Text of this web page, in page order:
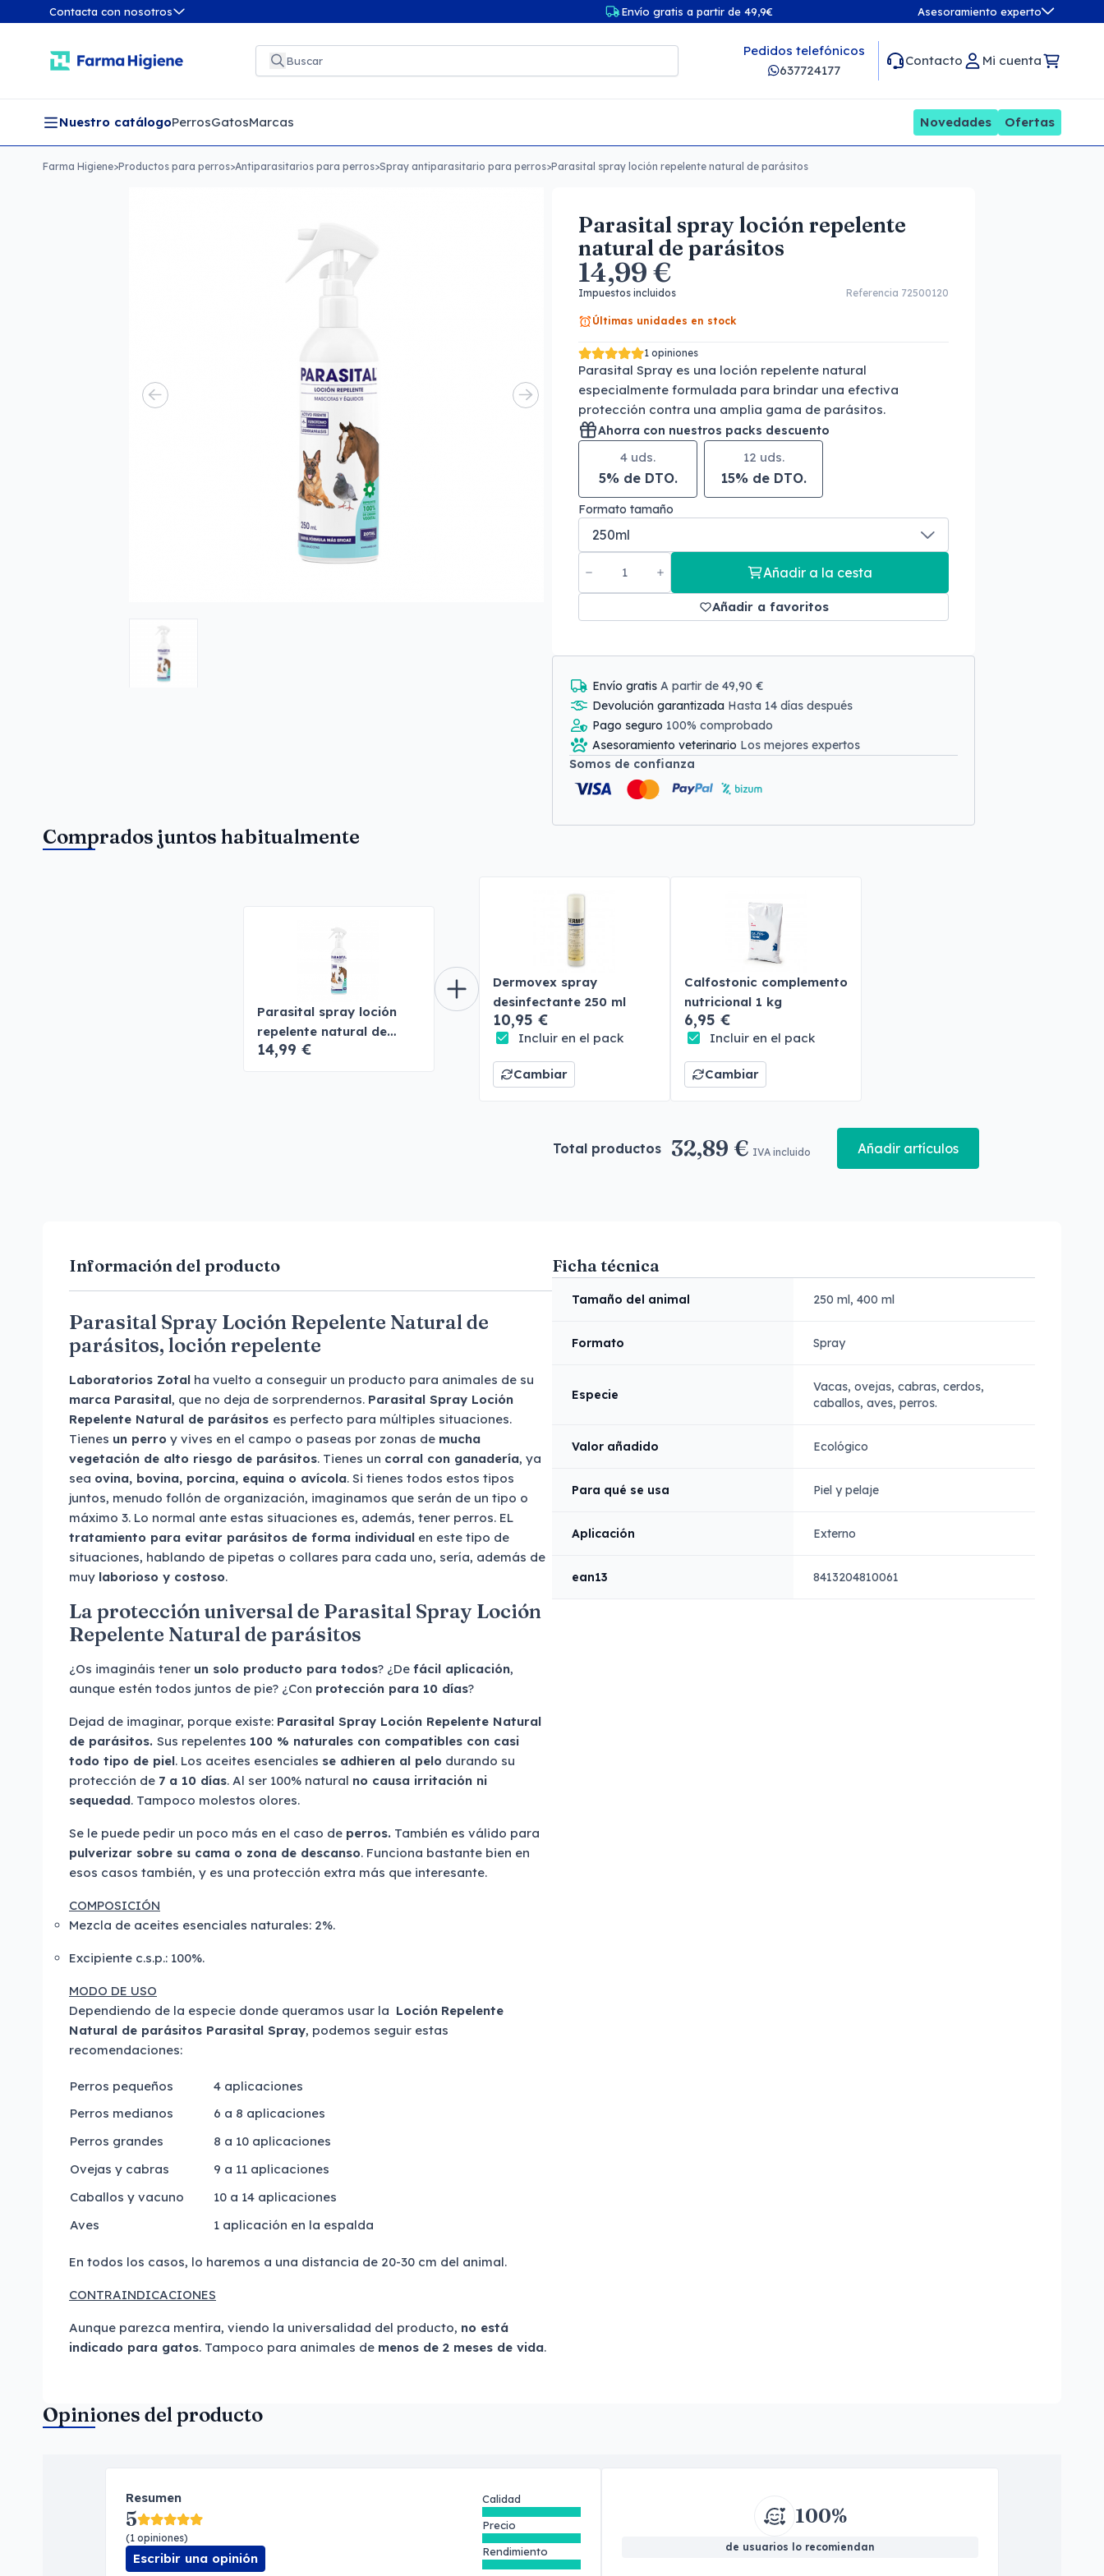
Contacta con nosotros Envío gratis a partir de 49,9€ Asesoramiento experto
Pedidos telefónicos
637724177
Contacto Mi cuenta
Nuestro catálogoPerrosGatosMarcas Novedades Ofertas
Farma Higiene>Productos para perros>Antiparasitarios para perros>Spray antiparasitario para perros>Parasital spray loción repelente natural de parásitos
Parasital spray loción repelente
natural de parásitos
14,99 €
Impuestos incluidos Referencia 72500120
Últimas unidades en stock
1 opiniones
Parasital Spray es una loción repelente natural
especialmente formulada para brindar una efectiva
protección contra una amplia gama de parásitos.
Ahorra con nuestros packs descuento
4 uds.
5% de DTO.
12 uds.
15% de DTO.
Formato tamaño
Añadir a la cesta
Añadir a favoritos
Envío gratis A partir de 49,90 €
Devolución garantizada Hasta 14 días después
Pago seguro 100% comprobado
Asesoramiento veterinario Los mejores expertos
Somos de confianza
Comprados juntos habitualmente
Parasital spray loción
repelente natural de
parásitos
14,99 €
Dermovex spray
desinfectante 250 ml
10,95 €
Incluir en el pack
Cambiar
Calfostonic complemento
nutricional 1 kg
6,95 €
Incluir en el pack
Cambiar
Total productos 32,89 € IVA incluido Añadir artículos
Información del producto
Parasital Spray Loción Repelente Natural de
parásitos, loción repelente
Laboratorios Zotal ha vuelto a conseguir un producto para animales de su
marca Parasital, que no deja de sorprendernos. Parasital Spray Loción
Repelente Natural de parásitos es perfecto para múltiples situaciones.
Tienes un perro y vives en el campo o paseas por zonas de mucha
vegetación de alto riesgo de parásitos. Tienes un corral con ganadería, ya
sea ovina, bovina, porcina, equina o avícola. Si tienes todos estos tipos
juntos, menudo follón de organización, imaginamos que serán de un tipo o
máximo 3. Lo normal ante estas situaciones es, además, tener perros. EL
tratamiento para evitar parásitos de forma individual en este tipo de
situaciones, hablando de pipetas o collares para cada uno, sería, además de
muy laborioso y costoso.
La protección universal de Parasital Spray Loción
Repelente Natural de parásitos
¿Os imagináis tener un solo producto para todos? ¿De fácil aplicación,
aunque estén todos juntos de pie? ¿Con protección para 10 días?
Dejad de imaginar, porque existe: Parasital Spray Loción Repelente Natural
de parásitos. Sus repelentes 100 % naturales con compatibles con casi
todo tipo de piel. Los aceites esenciales se adhieren al pelo durando su
protección de 7 a 10 días. Al ser 100% natural no causa irritación ni
sequedad. Tampoco molestos olores.
Se le puede pedir un poco más en el caso de perros. También es válido para
pulverizar sobre su cama o zona de descanso. Funciona bastante bien en
esos casos también, y es una protección extra más que interesante.
COMPOSICIÓN
Mezcla de aceites esenciales naturales: 2%.
Excipiente c.s.p.: 100%.
MODO DE USO
Dependiendo de la especie donde queramos usar la Loción Repelente
Natural de parásitos Parasital Spray, podemos seguir estas
recomendaciones:
Perros pequeños
4 aplicaciones
Perros medianos
6 a 8 aplicaciones
Perros grandes
8 a 10 aplicaciones
Ovejas y cabras
9 a 11 aplicaciones
Caballos y vacuno
10 a 14 aplicaciones
Aves
1 aplicación en la espalda
En todos los casos, lo haremos a una distancia de 20-30 cm del animal.
CONTRAINDICACIONES
Aunque parezca mentira, viendo la universalidad del producto, no está
indicado para gatos. Tampoco para animales de menos de 2 meses de vida.
Ficha técnica
Tamaño del animal 250 ml, 400 ml
Formato Spray
Especie
Vacas, ovejas, cabras, cerdos,
caballos, aves, perros.
Valor añadido Ecológico
Para qué se usa Piel y pelaje
Aplicación Externo
ean13 8413204810061
Opiniones del producto
Resumen
5
(1 opiniones)
Escribir una opinión
Calidad
Precio
Rendimiento
100%
de usuarios lo recomiendan